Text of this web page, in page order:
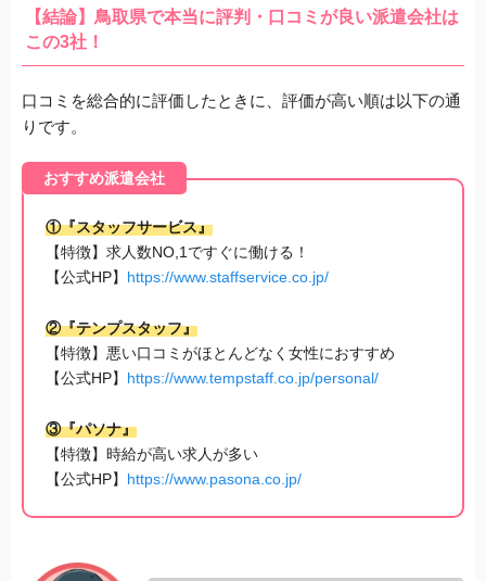
【結論】鳥取県で本当に評判・口コミが良い派遣会社は
この3社！
口コミを総合的に評価したときに、評価が高い順は以下の通
りです。
おすすめ派遣会社
①『スタッフサービス』
【特徴】求人数NO,1ですぐに働ける！
【公式HP】 https://www.staffservice.co.jp/
②『テンプスタッフ』
【特徴】悪い口コミがほとんどなく女性におすすめ
【公式HP】 https://www.tempstaff.co.jp/personal/
③『パソナ』
【特徴】時給が高い求人が多い
【公式HP】 https://www.pasona.co.jp/